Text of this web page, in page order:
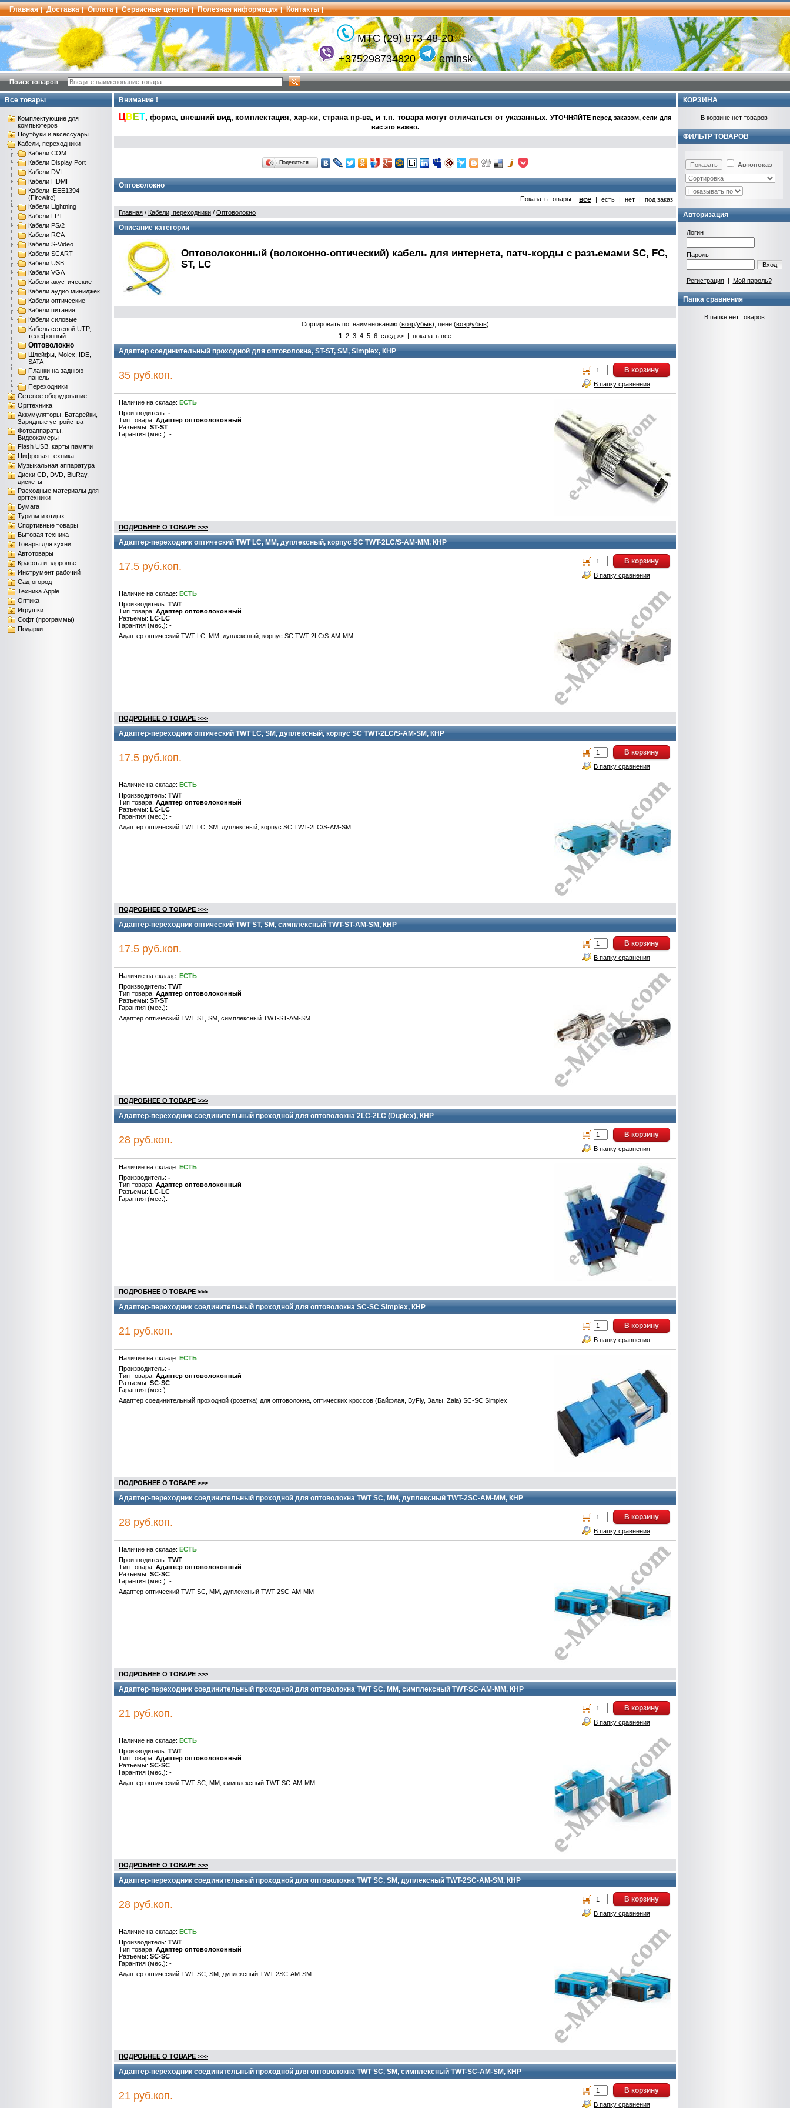
Главная | Доставка | Оплата | Сервисные центры | Полезная информация | Контакты |
МТС (29) 873-48-20
+375298734820
eminsk
Поиск товаров
Все товары
Комплектующие для
компьютеров
Ноутбуки и аксессуары
Кабели, переходники
Кабели COM
Кабели Display Port
Кабели DVI
Кабели HDMI
Кабели IEEE1394
(Firewire)
Кабели Lightning
Кабели LPT
Кабели PS/2
Кабели RCA
Кабели S-Video
Кабели SCART
Кабели USB
Кабели VGA
Кабели акустические
Кабели аудио миниджек
Кабели оптические
Кабели питания
Кабели силовые
Кабель сетевой UTP,
телефонный
Оптоволокно
Шлейфы, Molex, IDE,
SATA
Планки на заднюю
панель
Переходники
Сетевое оборудование
Оргтехника
Аккумуляторы, Батарейки,
Зарядные устройства
Фотоаппараты,
Видеокамеры
Flash USB, карты памяти
Цифровая техника
Музыкальная аппаратура
Диски CD, DVD, BluRay,
дискеты
Расходные материалы для
оргтехники
Бумага
Туризм и отдых
Спортивные товары
Бытовая техника
Товары для кухни
Автотовары
Красота и здоровье
Инструмент рабочий
Сад-огород
Техника Apple
Оптика
Игрушки
Софт (программы)
Подарки
Внимание !
ЦВ ЕТ, форма, внешний вид, комплектация, хар-ки, страна пр-ва, и т.п. товара могут отличаться от указанных. УТОЧНЯЙТЕ перед заказом, если для
вас это важно.
Поделиться…
Оптоволокно
Показать товары: все | есть | нет |
под заказ
Главная / Кабели, переходники / Оптоволокно
Описание категории
Оптоволоконный (волоконно-оптический) кабель для интернета, патч-корды с разъемами SC, FC,
ST, LC
Сортировать по: наименованию (возр/убыв), цене (возр/убыв)
1 2 3 4 5 6 след >> | показать все
Адаптер соединительный проходной для оптоволокна, ST-ST, SM, Simplex, КНР
35 руб.коп. В корзину
В папку сравнения
Наличие на складе: ЕСТЬ
Производитель: -
Тип товара: Адаптер оптоволоконный
Разъемы: ST-ST
Гарантия (мес.): -
ПОДРОБНЕЕ О ТОВАРЕ >>>
Адаптер-переходник оптический TWT LC, MM, дуплексный, корпус SC TWT-2LC/S-AM-MM, КНР
17.5 руб.коп. В корзину
В папку сравнения
Наличие на складе: ЕСТЬ
Производитель: TWT
Тип товара: Адаптер оптоволоконный
Разъемы: LC-LC
Гарантия (мес.): -
Адаптер оптический TWT LC, MM, дуплексный, корпус SC TWT-2LC/S-AM-MM
ПОДРОБНЕЕ О ТОВАРЕ >>>
Адаптер-переходник оптический TWT LC, SM, дуплексный, корпус SC TWT-2LC/S-AM-SM, КНР
17.5 руб.коп. В корзину
В папку сравнения
Наличие на складе: ЕСТЬ
Производитель: TWT
Тип товара: Адаптер оптоволоконный
Разъемы: LC-LC
Гарантия (мес.): -
Адаптер оптический TWT LC, SM, дуплексный, корпус SC TWT-2LC/S-AM-SM
ПОДРОБНЕЕ О ТОВАРЕ >>>
Адаптер-переходник оптический TWT ST, SM, симплексный TWT-ST-AM-SM, КНР
17.5 руб.коп. В корзину
В папку сравнения
Наличие на складе: ЕСТЬ
Производитель: TWT
Тип товара: Адаптер оптоволоконный
Разъемы: ST-ST
Гарантия (мес.): -
Адаптер оптический TWT ST, SM, симплексный TWT-ST-AM-SM
ПОДРОБНЕЕ О ТОВАРЕ >>>
Адаптер-переходник соединительный проходной для оптоволокна 2LC-2LC (Duplex), КНР
28 руб.коп. В корзину
В папку сравнения
Наличие на складе: ЕСТЬ
Производитель: -
Тип товара: Адаптер оптоволоконный
Разъемы: LC-LC
Гарантия (мес.): -
ПОДРОБНЕЕ О ТОВАРЕ >>>
Адаптер-переходник соединительный проходной для оптоволокна SC-SC Simplex, КНР
21 руб.коп. В корзину
В папку сравнения
Наличие на складе: ЕСТЬ
Производитель: -
Тип товара: Адаптер оптоволоконный
Разъемы: SC-SC
Гарантия (мес.): -
Адаптер соединительный проходной (розетка) для оптоволокна, оптических кроссов (Байфлая, ByFly, Залы, Zala) SC-SC Simplex
ПОДРОБНЕЕ О ТОВАРЕ >>>
Адаптер-переходник соединительный проходной для оптоволокна TWT SC, MM, дуплексный TWT-2SC-AM-MM, КНР
28 руб.коп. В корзину
В папку сравнения
Наличие на складе: ЕСТЬ
Производитель: TWT
Тип товара: Адаптер оптоволоконный
Разъемы: SC-SC
Гарантия (мес.): -
Адаптер оптический TWT SC, MM, дуплексный TWT-2SC-AM-MM
ПОДРОБНЕЕ О ТОВАРЕ >>>
Адаптер-переходник соединительный проходной для оптоволокна TWT SC, MM, симплексный TWT-SC-AM-MM, КНР
21 руб.коп. В корзину
В папку сравнения
Наличие на складе: ЕСТЬ
Производитель: TWT
Тип товара: Адаптер оптоволоконный
Разъемы: SC-SC
Гарантия (мес.): -
Адаптер оптический TWT SC, MM, симплексный TWT-SC-AM-MM
ПОДРОБНЕЕ О ТОВАРЕ >>>
Адаптер-переходник соединительный проходной для оптоволокна TWT SC, SM, дуплексный TWT-2SC-AM-SM, КНР
28 руб.коп. В корзину
В папку сравнения
Наличие на складе: ЕСТЬ
Производитель: TWT
Тип товара: Адаптер оптоволоконный
Разъемы: SC-SC
Гарантия (мес.): -
Адаптер оптический TWT SC, SM, дуплексный TWT-2SC-AM-SM
ПОДРОБНЕЕ О ТОВАРЕ >>>
Адаптер-переходник соединительный проходной для оптоволокна TWT SC, SM, симплексный TWT-SC-AM-SM, КНР
21 руб.коп. В корзину
В папку сравнения
КОРЗИНА
В корзине нет товаров
ФИЛЬТР ТОВАРОВ
Автопоказ
Авторизация
Логин
Пароль
Вход
Регистрация| Мой пароль?
Папка сравнения
В папке нет товаров